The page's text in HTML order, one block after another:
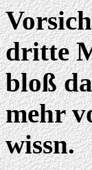
dritte
bloß
mehr
wissn.